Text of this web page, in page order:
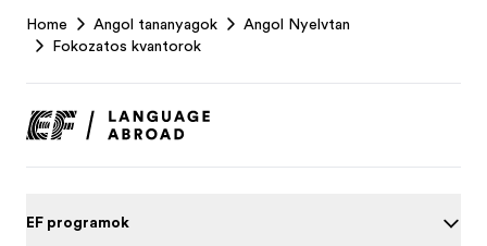
Footer
Home Angol tananyagok
Angol Nyelvtan
Fokozatos kvantorok
EF programok